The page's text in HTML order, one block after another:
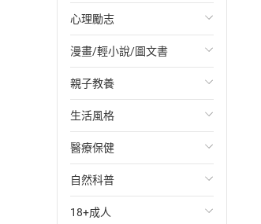
財務/金融
管理/領導
職場工作術
成功法
行銷/廣告
傳記
商務/商學
日本文學
韓國文學
華文文學
經典文學
成長/家庭生活小說
懸疑/推理小說
科幻/奇幻小說
國際關係
政治
社會科學
台灣/中國歷史
日/韓歷史
其他歷史/史學
法律
心理勵志
心靈成長/情緒
人際關係
兩性關係
心理學
漫畫/輕小說/圖文書
輕小說
奇幻/科幻
愛情故事
職場/社會寫實
懸疑/推理
親子教養
教育現場
兒童文學/故事
兒童科普/學習
育兒百科
生活風格
飲食/食譜
健身/美顏
運動/遊戲
醫療保健
健康/養生
常見疾病
自然科普
生物科學
18+成人